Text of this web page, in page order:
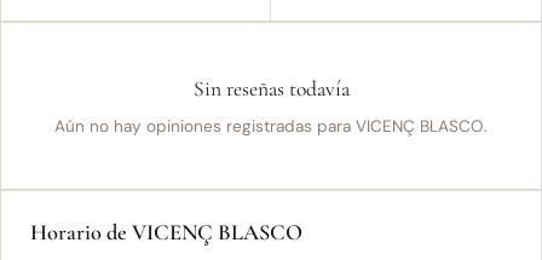
Sin reseñas todavía
Aún no hay opiniones registradas para VICENÇ BLASCO.
Horario de VICENÇ BLASCO